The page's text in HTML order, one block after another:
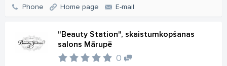
Phone
Home page E-mail
"Beauty Station", skaistumkopšanas
salons Mārupē
0